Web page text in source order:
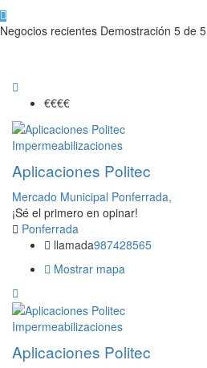
Negocios recientes Demostración 5 de 5
€€€€
Impermeabilizaciones
Aplicaciones Politec
Mercado Municipal Ponferrada,
¡Sé el primero en opinar!
Ponferrada
llamada987428565
Mostrar mapa
Impermeabilizaciones
Aplicaciones Politec